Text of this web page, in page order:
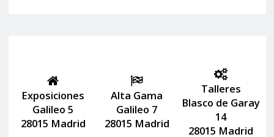
Exposiciones
Galileo 5
28015 Madrid
Alta Gama
Galileo 7
28015 Madrid
Talleres
Blasco de Garay
14
28015 Madrid